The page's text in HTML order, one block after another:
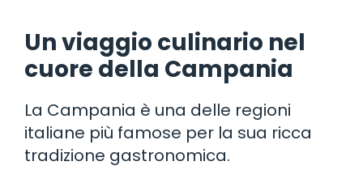
Un viaggio culinario nel
cuore della Campania
La Campania è una delle regioni
italiane più famose per la sua ricca
tradizione gastronomica.